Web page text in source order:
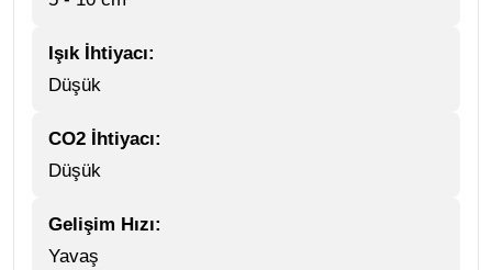
Işık İhtiyacı:
Düşük
CO2 İhtiyacı:
Düşük
Gelişim Hızı:
Yavaş